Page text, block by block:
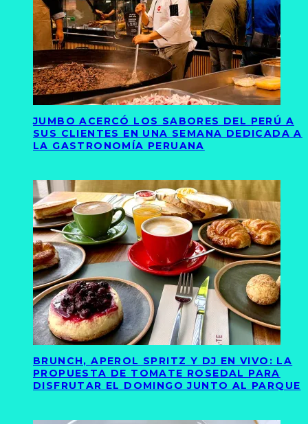
JUMBO ACERCÓ LOS SABORES DEL PERÚ A
SUS CLIENTES EN UNA SEMANA DEDICADA A
LA GASTRONOMÍA PERUANA
BRUNCH, APEROL SPRITZ Y DJ EN VIVO: LA
PROPUESTA DE TOMATE ROSEDAL PARA
DISFRUTAR EL DOMINGO JUNTO AL PARQUE